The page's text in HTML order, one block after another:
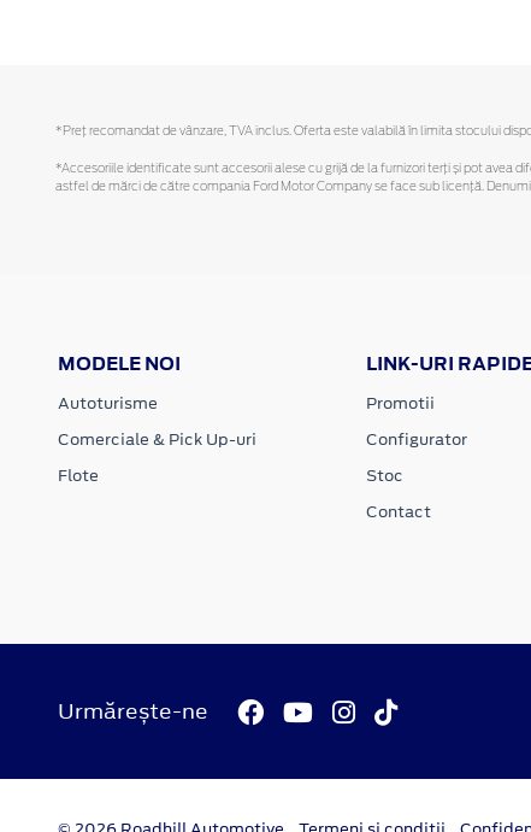
*Preţ recomandat de vânzare, TVA inclus. Oferta este valabilă în limita stocului
*Accesoriile identificate sunt accesorii alese cu grijă de la furnizori terți și pot avea
astfel de mărci de către compania Ford Motor Company se face sub licență.
MODELE NOI
Autoturisme
Comerciale & Pick Up-uri
Flote
LINK-URI
Promotii
Configurator
Stoc
Contact
Urmărește-ne